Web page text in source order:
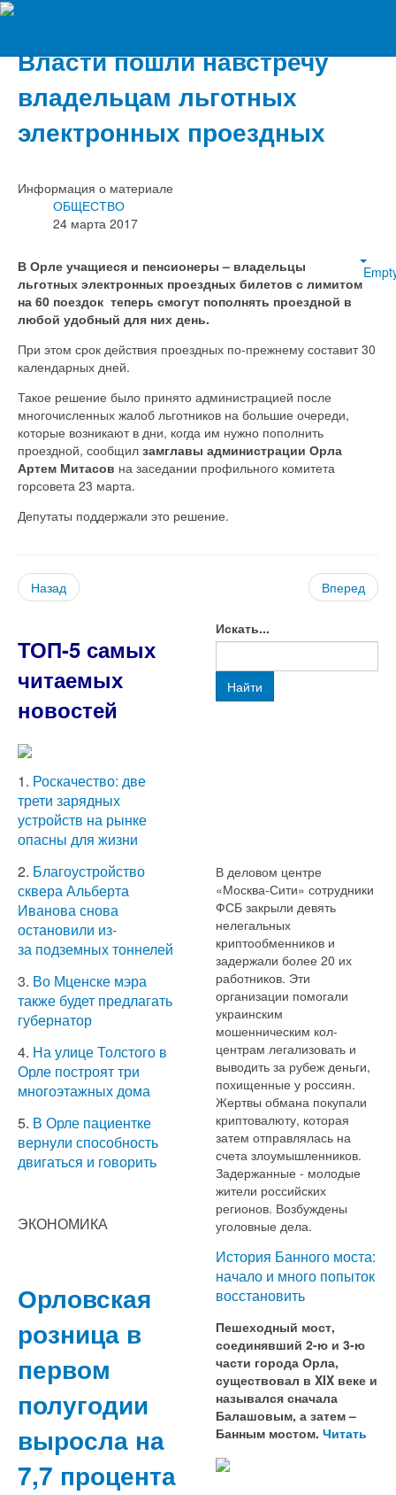
Власти пошли навстречу
владельцам льготных
электронных проездных
Информация о материале
ОБЩЕСТВО
24 марта 2017
В Орле учащиеся и пенсионеры – владельцы
льготных электронных проездных билетов с лимитом
на 60 поездок теперь смогут пополнять проездной в
любой удобный для них день.
При этом срок действия проездных по­-прежнему составит 30
календарных дней.
Такое решение было принято администрацией после
многочисленных жалоб льготников на большие очереди,
которые возникают в дни, когда им нужно пополнить
проездной, сообщил замглавы администрации Орла
Артем Митасов на заседании профильного комитета
горсовета 23 марта.
Депутаты поддержали это решение.
Назад Вперед
ТОП-5 самых
читаемых
новостей
1. Роскачество: две
трети зарядных
устройств на рынке
опасны для жизни
2. Благоустройство
сквера Альберта
Иванова снова
остановили из-
за подземных тоннелей
3. Во Мценске мэра
также будет предлагать
губернатор
4. На улице Толстого в
Орле построят три
многоэтажных дома
5. В Орле пациентке
вернули способность
двигаться и говорить
ЭКОНОМИКА
Орловская
розница в
первом
полугодии
выросла на
7,7 процента
Искать...
Найти
В деловом центре
«Москва-Сити» сотрудники
ФСБ закрыли девять
нелегальных
криптообменников и
задержали более 20 их
работников. Эти
организации помогали
украинским
мошенническим кол-
центрам легализовать и
выводить за рубеж деньги,
похищенные у россиян.
Жертвы обмана покупали
криптовалюту, которая
затем отправлялась на
счета злоумышленников.
Задержанные - молодые
жители российских
регионов. Возбуждены
уголовные дела.
История Банного моста:
начало и много попыток
восстановить
Пешеходный мост,
соединявший 2-ю и 3-ю
части города Орла,
существовал в XIX веке и
назывался сначала
Балашовым, а затем –
Банным мостом. Читать